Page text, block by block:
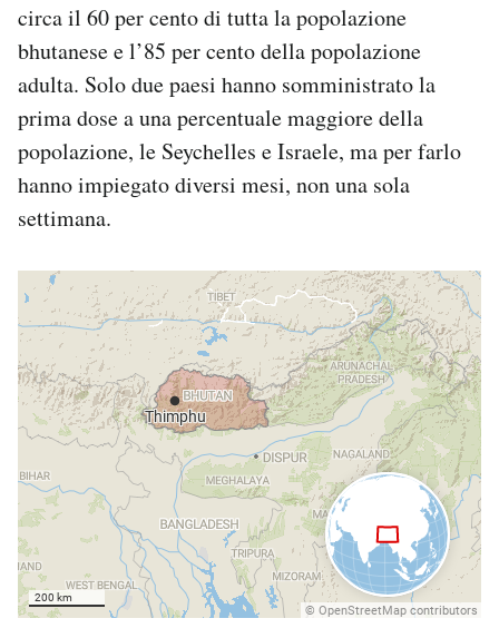
circa il 60 per cento di tutta la popolazione
bhutanese e l’85 per cento della popolazione
adulta. Solo due paesi hanno somministrato la
prima dose a una percentuale maggiore della
popolazione, le Seychelles e Israele, ma per farlo
hanno impiegato diversi mesi, non una sola
settimana.